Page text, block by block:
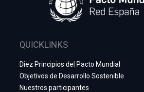
QUICKLINKS
Diez Principios del Pacto Mundial
Objetivos de Desarrollo Sostenible
Nuestros participantes